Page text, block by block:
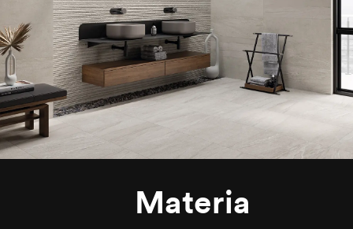
Materia